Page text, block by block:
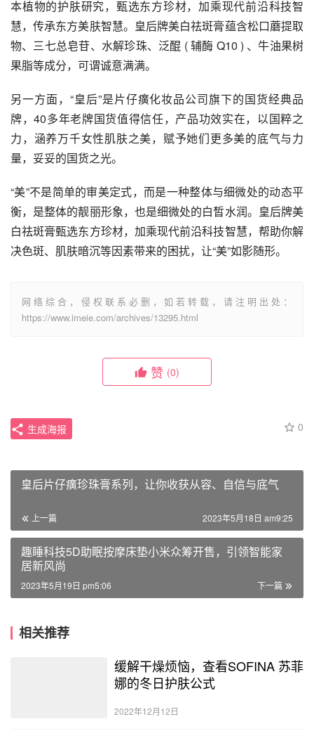
本植物的护肤研究，甄选东方珍材，加乘现代前沿科技智
慧，传承东方美肤智慧。皇后牌美白祛斑膏蕴含松口蘑提取
物、三七总皂苷、水解珍珠、泛醌 ( 辅酶 Q10 ) 、牛油果树
果脂等成分，可谓诚意满满。
另一方面，“皇后”是片仔癀化妆品公司旗下的国货经典品
牌，40多年老牌国货值得信任，产品功效实在，以国粹之
力，涵养万千女性肌肤之美，赋予她们更多美的底气与力
量，妥妥的国货之光。
“美”不是简单的审美定式，而是一种整体与细微处的动态平
衡，是整体的靓丽形象，也是细微处的白皙水润。皇后牌美
白祛斑膏甄选东方珍材，加乘现代前沿科技智慧，帮助你解
决色斑、肌肤暗沉等因素带来的困扰，让“美”如影随形。
网络综合，侵权联系必删，如若转载，请注明出处：
https://www.imeie.com/archives/13295.html
赞 (0)
0
生成海报
皇后片仔癀珍珠膏系列，让你收获从容、自信与底气
上一篇 2023年5月18日 am9:25
趣睡科技5D助眠按摩床垫小米众筹开售，引领智能家
居新风尚
下一篇
2023年5月19日 pm5:06
相关推荐
缓解干燥烦恼，查看SOFINA 苏菲
娜的冬日护肤公式
2022年12月12日